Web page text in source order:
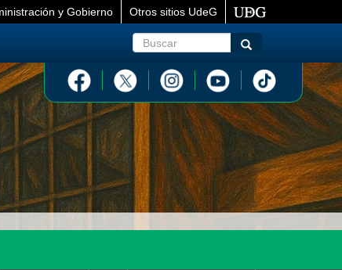
y Gobierno Otros sitios UdeG
Buscar Buscar